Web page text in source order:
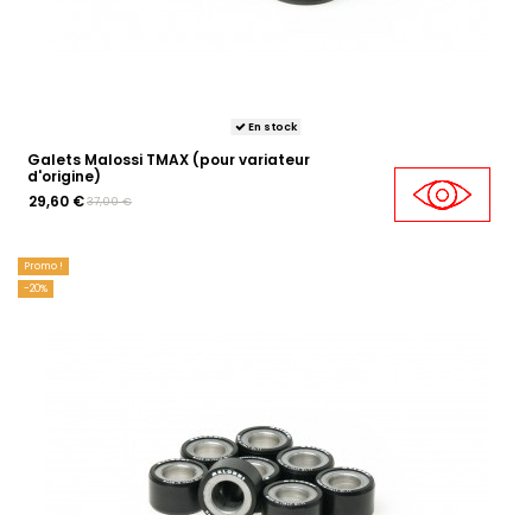
En stock
Galets Malossi TMAX (pour variateur
d'origine)
29,60 €37,00 €
Promo !
-20%